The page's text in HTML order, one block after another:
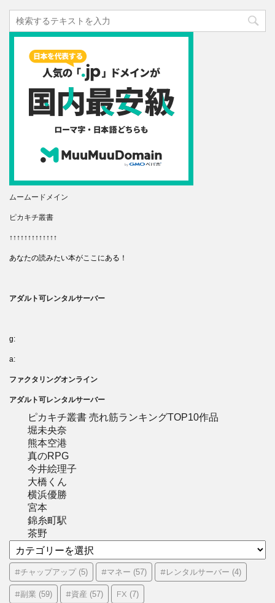
ムームードメイン
ピカキチ叢書
↑↑↑↑↑↑↑↑↑↑↑↑↑
あなたの読みたい本がここにある！
アダルト可レンタルサーバー
g:
a:
ファクタリングオンライン
アダルト可レンタルサーバー
ピカキチ叢書 売れ筋ランキングTOP10作品
堀未央奈
熊本空港
真のRPG
今井絵理子
大橋くん
横浜優勝
宮本
錦糸町駅
茶野
テ
ゴ
リ
ー
#チャップアップ(5) #マネー (57) #レンタルサーバー (4)
#副業 (59) #資産 (57) FX (7)